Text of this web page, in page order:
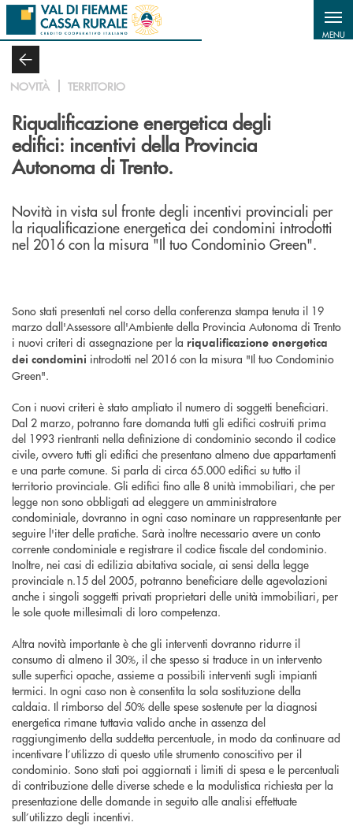
Salta al contenuto principale
MENU
NOVITÀ TERRITORIO
Riqualificazione energetica degli
edifici: incentivi della Provincia
Autonoma di Trento.
Novità in vista sul fronte degli incentivi provinciali per
la riqualificazione energetica dei condomini introdotti
nel 2016 con la misura "Il tuo Condominio Green".
Sono stati presentati nel corso della conferenza stampa tenuta il 19
marzo dall'Assessore all'Ambiente della Provincia Autonoma di Trento
i nuovi criteri di assegnazione per la riqualificazione energetica
dei condomini introdotti nel 2016 con la misura "Il tuo Condominio
Green".
Con i nuovi criteri è stato ampliato il numero di soggetti beneficiari.
Dal 2 marzo, potranno fare domanda tutti gli edifici costruiti prima
del 1993 rientranti nella definizione di condominio secondo il codice
civile, ovvero tutti gli edifici che presentano almeno due appartamenti
e una parte comune. Si parla di circa 65.000 edifici su tutto il
territorio provinciale. Gli edifici fino alle 8 unità immobiliari, che per
legge non sono obbligati ad eleggere un amministratore
condominiale, dovranno in ogni caso nominare un rappresentante per
seguire l'iter delle pratiche. Sarà inoltre necessario avere un conto
corrente condominiale e registrare il codice fiscale del condominio.
Inoltre, nei casi di edilizia abitativa sociale, ai sensi della legge
provinciale n.15 del 2005, potranno beneficiare delle agevolazioni
anche i singoli soggetti privati proprietari delle unità immobiliari, per
le sole quote millesimali di loro competenza.
Altra novità importante è che gli interventi dovranno ridurre il
consumo di almeno il 30%, il che spesso si traduce in un intervento
sulle superfici opache, assieme a possibili interventi sugli impianti
termici. In ogni caso non è consentita la sola sostituzione della
caldaia. Il rimborso del 50% delle spese sostenute per la diagnosi
energetica rimane tuttavia valido anche in assenza del
raggiungimento della suddetta percentuale, in modo da continuare ad
incentivare l’utilizzo di questo utile strumento conoscitivo per il
condominio. Sono stati poi aggiornati i limiti di spesa e le percentuali
di contribuzione delle diverse schede e la modulistica richiesta per la
presentazione delle domande in seguito alle analisi effettuate
sull’utilizzo degli incentivi.